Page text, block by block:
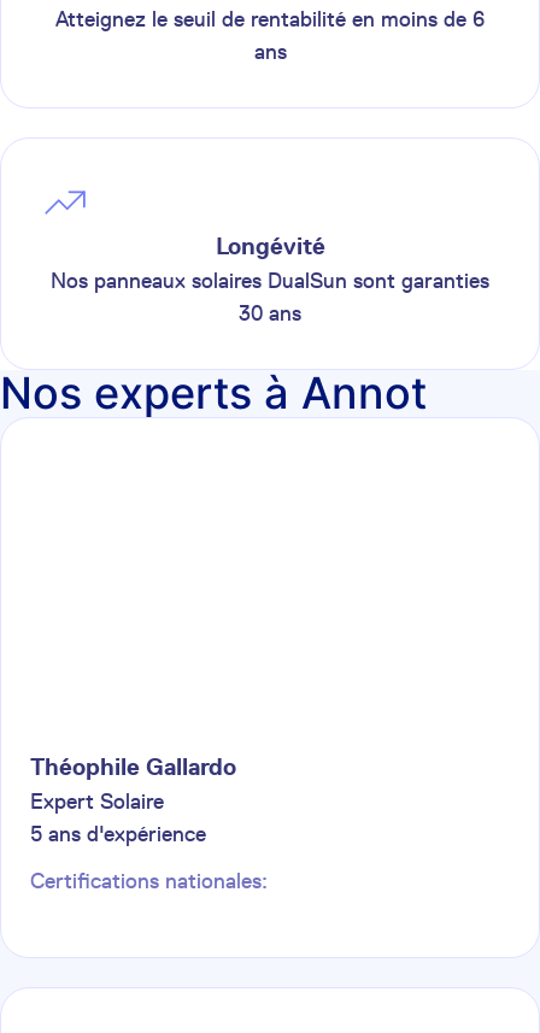
Atteignez le seuil de rentabilité en moins de 6
ans
Longévité
Nos panneaux solaires DualSun sont garanties
30 ans
Nos experts à Annot
Théophile Gallardo
Expert Solaire
5 ans d'expérience
Certifications nationales: